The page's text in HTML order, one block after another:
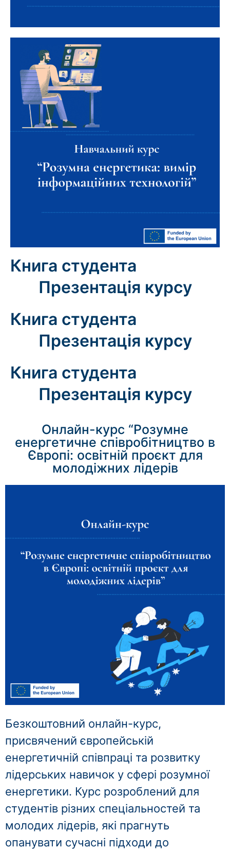
Книга студента
Презентація курсу
Книга студента
Презентація курсу
Книга студента
Презентація курсу
Онлайн-курс “Розумне
енергетичне співробітництво в
Європі: освітній проєкт для
молодіжних лідерів
Безкоштовний онлайн-курс,
присвячений європейській
енергетичній співпраці та розвитку
лідерських навичок у сфері розумної
енергетики. Курс розроблений для
студентів різних спеціальностей та
молодих лідерів, які прагнуть
опанувати сучасні підходи до